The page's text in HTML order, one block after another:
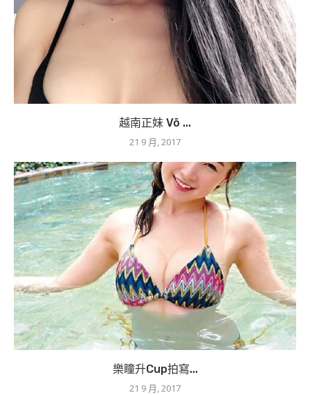
越南正妹 Võ ...
21 9 月, 2017
樂瞳升Cup拍寫...
21 9 月, 2017